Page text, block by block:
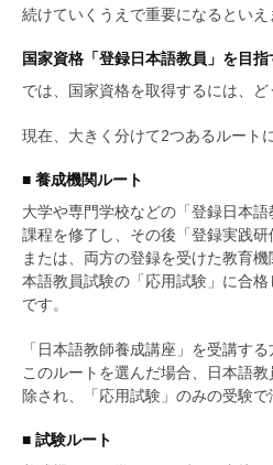
続けていくうえで重要になるといえ
国家資格「登録日本語教員」を目指
では、国家資格を取得するには、ど
現在、大きく分けて2つあるルート
■ 養成機関ルート
大学や専門学校などの「登録日本
課程を修了し、その後「登録実践研
または、両方の登録を受けた教育
本語教員試験の「応用試験」に合
です。
「日本語教師養成講座」を受講す
このルートを選んだ場合、日本語
除され、「応用試験」のみの受験で
■ 試験ルート